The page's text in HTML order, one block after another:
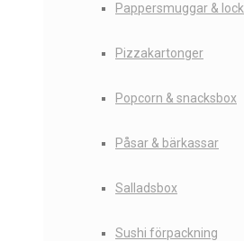
Pappersmuggar & lock
Pizzakartonger
Popcorn & snacksbox
Påsar & bärkassar
Salladsbox
Sushi förpackning